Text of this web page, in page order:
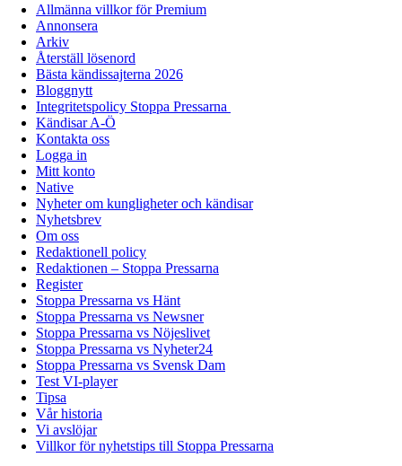
Allmänna villkor för Premium
Annonsera
Arkiv
Återställ lösenord
Bästa kändissajterna 2026
Bloggnytt
Integritetspolicy Stoppa Pressarna
Kändisar A-Ö
Kontakta oss
Logga in
Mitt konto
Native
Nyheter om kungligheter och kändisar
Nyhetsbrev
Om oss
Redaktionell policy
Redaktionen – Stoppa Pressarna
Register
Stoppa Pressarna vs Hänt
Stoppa Pressarna vs Newsner
Stoppa Pressarna vs Nöjeslivet
Stoppa Pressarna vs Nyheter24
Stoppa Pressarna vs Svensk Dam
Test VI-player
Tipsa
Vår historia
Vi avslöjar
Villkor för nyhetstips till Stoppa Pressarna